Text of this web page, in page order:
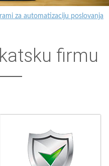
za automatizaciju poslovanja
firmu